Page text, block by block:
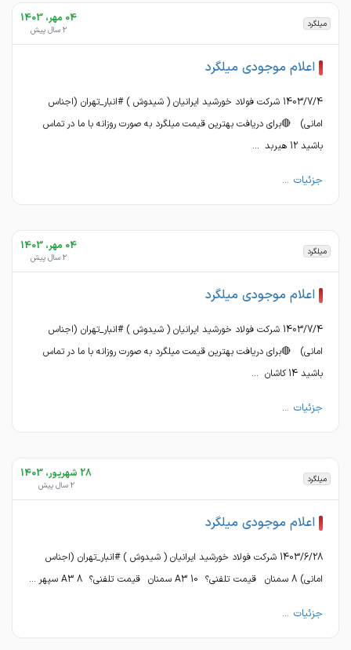
میلگرد 04 مهر، 1403
2 سال پیش
اعلام موجودی میلگرد
1403/7/4 شرکت فولاد خورشید ایرانیان ( شیدوش ) #انبار_تهران (اجناس
امانی) 🔴برای دریافت بهترین قیمت میلگرد به صورت روزانه با ما در تماس
باشید 12 هیربد ...
جزئیات ...
میلگرد 04 مهر، 1403
2 سال پیش
اعلام موجودی میلگرد
1403/7/4 شرکت فولاد خورشید ایرانیان ( شیدوش ) #انبار_تهران (اجناس
امانی) 🔴برای دریافت بهترین قیمت میلگرد به صورت روزانه با ما در تماس
باشید 14 کاشان ...
جزئیات ...
میلگرد 28 شهریور، 1403
2 سال پیش
اعلام موجودی میلگرد
1403/6/28 شرکت فولاد خورشید ایرانیان ( شیدوش ) #انبار_تهران (اجناس
امانی) 8 سمنان قیمت تلفنی؟ A3 10 سمنان قیمت تلفنی؟ A3 8 سپهر ...
جزئیات ...